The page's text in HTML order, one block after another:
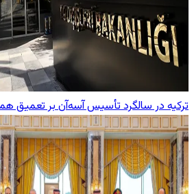
ترکیه در سالگرد تأسیس آسه‌آن بر تعمیق